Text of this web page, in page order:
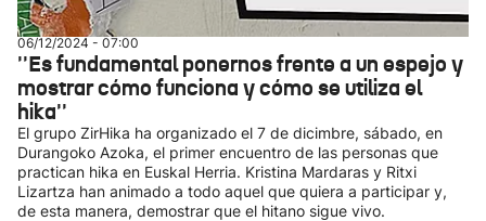
06/12/2024 - 07:00
''Es fundamental ponernos frente a un espejo y
mostrar cómo funciona y cómo se utiliza el
hika''
El grupo ZirHika ha organizado el 7 de dicimbre, sábado, en
Durangoko Azoka, el primer encuentro de las personas que
practican hika en Euskal Herria. Kristina Mardaras y Ritxi
Lizartza han animado a todo aquel que quiera a participar y,
de esta manera, demostrar que el hitano sigue vivo.